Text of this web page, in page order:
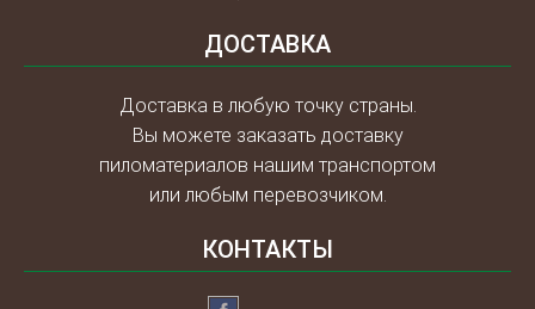
ДОСТАВКА
Доставка в любую точку страны.
Вы можете заказать доставку
пиломатериалов нашим транспортом
или любым перевозчиком.
КОНТАКТЫ